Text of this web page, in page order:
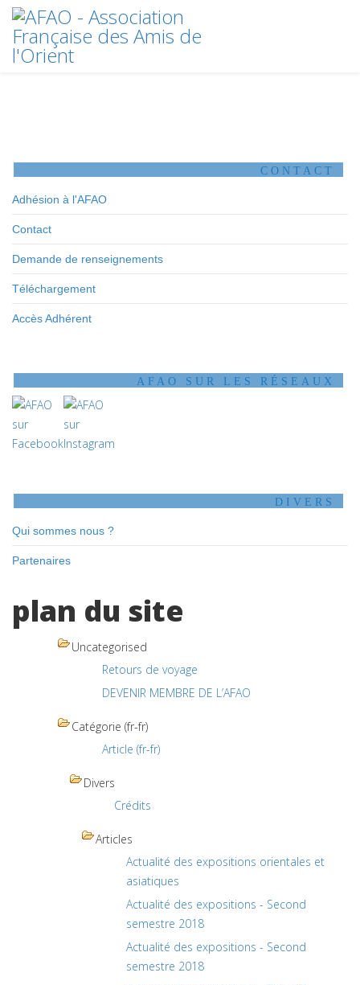
CONTACT
Adhésion à l'AFAO
Contact
Demande de renseignements
Téléchargement
Accès Adhérent
AFAO SUR LES RÉSEAUX
DIVERS
Qui sommes nous ?
Partenaires
plan du site
Uncategorised
Retours de voyage
DEVENIR MEMBRE DE L’AFAO
Catégorie (fr-fr)
Article (fr-fr)
Divers
Crédits
Articles
Actualité des expositions orientales et
asiatiques
Actualité des expositions - Second
semestre 2018
Actualité des expositions - Second
semestre 2018